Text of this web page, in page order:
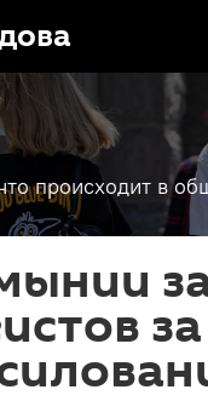
происходит в